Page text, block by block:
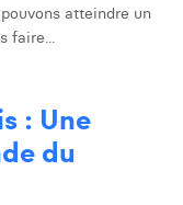
atteindre un
faire...
: Une
du